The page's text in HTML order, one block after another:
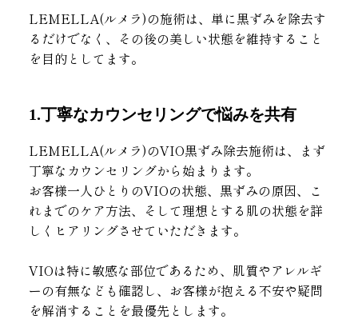
LEMELLA(ルメラ)の施術は、単に黒ずみを除去す
るだけでなく、その後の美しい状態を維持すること
を目的としてます。
1.丁寧なカウンセリングで悩みを共有
LEMELLA(ルメラ)のVIO黒ずみ除去施術は、まず
丁寧なカウンセリングから始まります。
お客様一人ひとりのVIOの状態、黒ずみの原因、こ
れまでのケア方法、そして理想とする肌の状態を詳
しくヒアリングさせていただきます。
VIOは特に敏感な部位であるため、肌質やアレルギ
ーの有無なども確認し、お客様が抱える不安や疑問
を解消することを最優先とします。